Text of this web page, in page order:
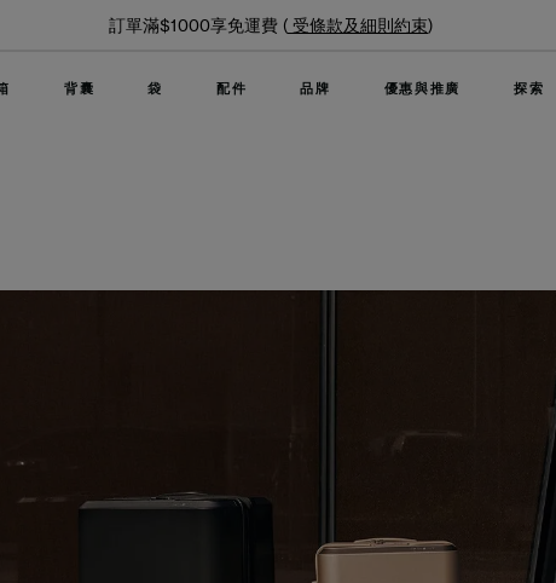
夏日限時優惠: 精選行李箱低至6折
背囊 袋 配件 品牌 優惠與推廣 探索